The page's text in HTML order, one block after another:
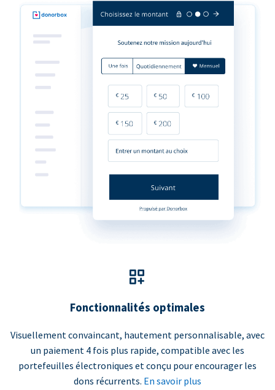
Fonctionnalités optimales
Visuellement convaincant, hautement personnalisable, avec
un paiement 4 fois plus rapide, compatible avec les
portefeuilles électroniques et conçu pour encourager les
dons récurrents. En savoir plus